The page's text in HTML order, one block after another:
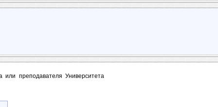
или преподавателя Университета